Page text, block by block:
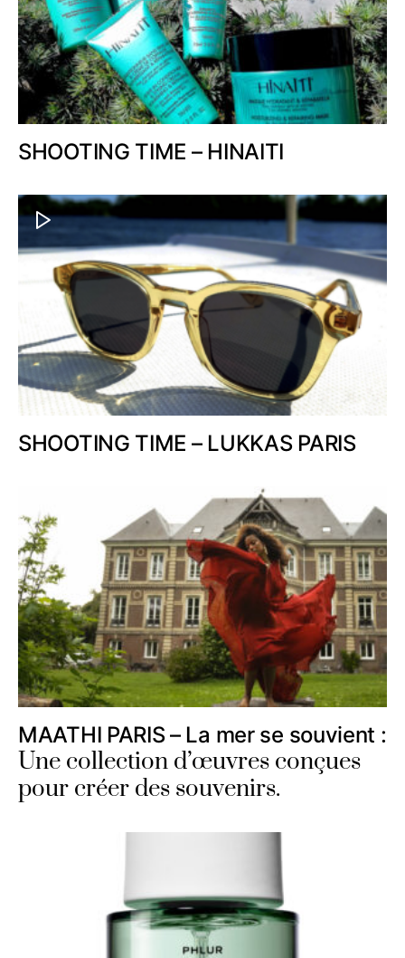
SHOOTING TIME – HINAITI
SHOOTING TIME – LUKKAS PARIS
MAATHI PARIS – La mer se souvient :
Une collection d’œuvres conçues
pour créer des souvenirs.